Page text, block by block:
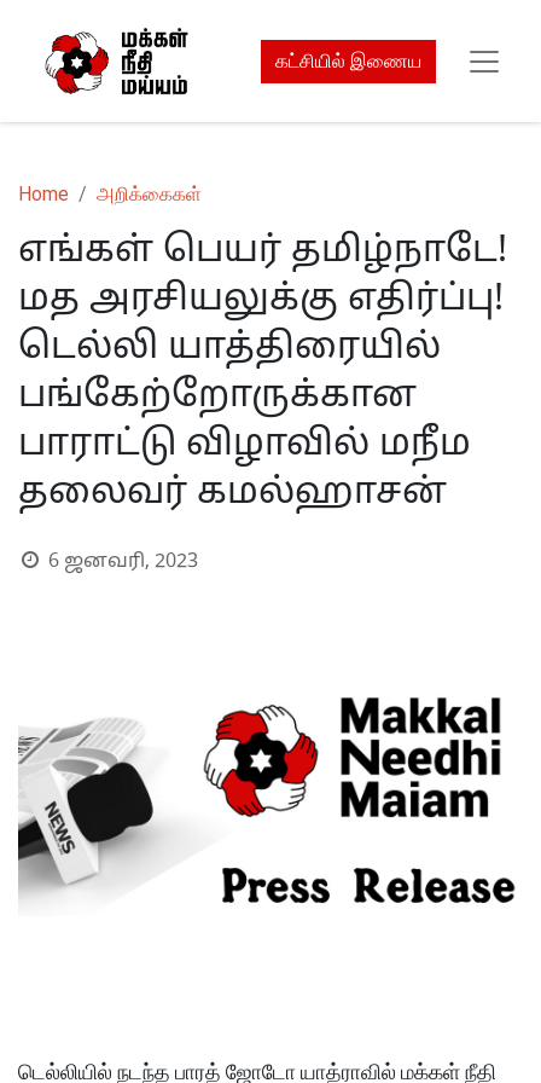
கட்சியில் இணைய
Home அறிக்கைகள்
எங்கள் பெயர் தமிழ்நாடே!
மத அரசியலுக்கு எதிர்ப்பு!
டெல்லி யாத்திரையில்
பங்கேற்றோருக்கான
பாராட்டு விழாவில் மநீம
தலைவர் கமல்ஹாசன்
6 ஜனவரி, 2023
டெல்லியில் நடந்த பாரத் ஜோடோ யாத்ராவில் மக்கள் நீதி